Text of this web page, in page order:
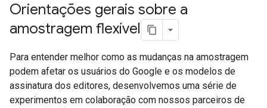
Orientações gerais sobre a
amostragem flexível
Para entender melhor como as mudanças na amostragem
podem afetar os usuários do Google e os modelos de
assinatura dos editores, desenvolvemos uma série de
experimentos em colaboração com nossos parceiros de